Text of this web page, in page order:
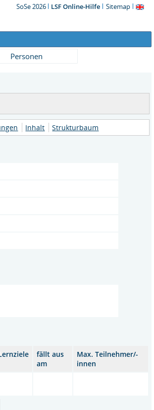
SoSe 2026 LSF Online-Hilfe Sitemap
Personen
Inhalt Strukturbaum
fällt aus
am
Max. Teilnehmer/-
innen